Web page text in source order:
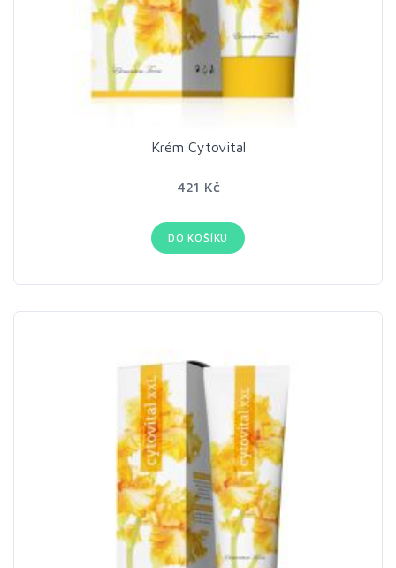
Krém Cytovital
421 Kč
DO KOŠÍKU